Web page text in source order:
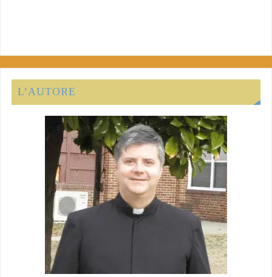
L’AUTORE